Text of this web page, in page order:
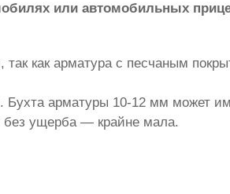
или автомобильных
как арматура с песчаным
арматуры 10-12 мм может
без ущерба — крайне мала.